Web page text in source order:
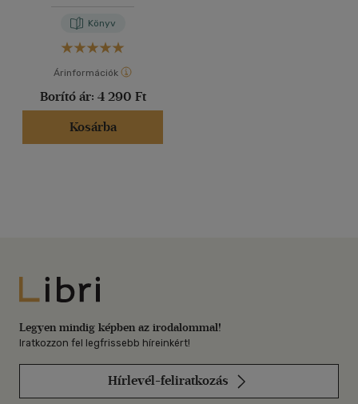
Könyv
Árinformációk
Borító ár: 4 290 Ft
Kosárba
Libri
Legyen mindig képben az irodalommal!
Iratkozzon fel legfrissebb híreinkért!
Hírlevél-feliratkozás